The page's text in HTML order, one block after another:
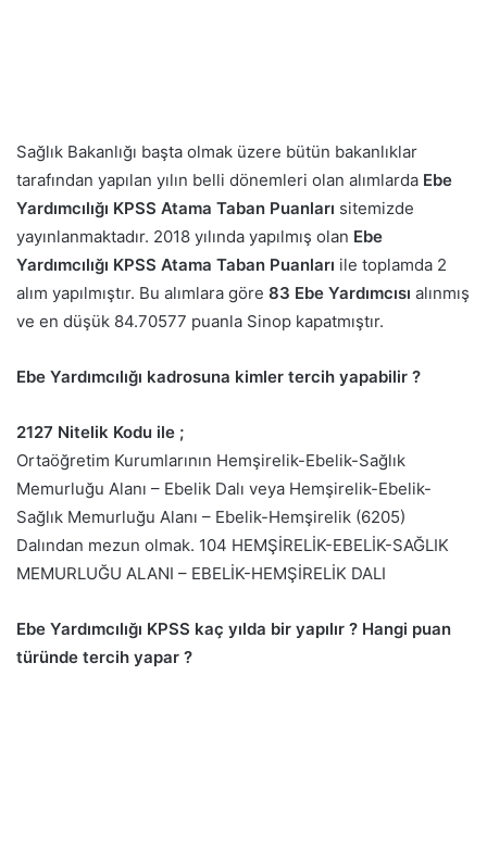
Sağlık Bakanlığı başta olmak üzere bütün bakanlıklar
tarafından yapılan yılın belli dönemleri olan alımlarda Ebe
Yardımcılığı KPSS Atama Taban Puanları sitemizde
yayınlanmaktadır. 2018 yılında yapılmış olan Ebe
Yardımcılığı KPSS Atama Taban Puanları ile toplamda 2
alım yapılmıştır. Bu alımlara göre 83 Ebe Yardımcısı alınmış
ve en düşük 84.70577 puanla Sinop kapatmıştır.
Ebe Yardımcılığı kadrosuna kimler tercih yapabilir ?
2127 Nitelik Kodu ile ;
Ortaöğretim Kurumlarının Hemşirelik-Ebelik-Sağlık
Memurluğu Alanı – Ebelik Dalı veya Hemşirelik-Ebelik-
Sağlık Memurluğu Alanı – Ebelik-Hemşirelik (6205)
Dalından mezun olmak. 104 HEMŞİRELİK-EBELİK-SAĞLIK
MEMURLUĞU ALANI – EBELİK-HEMŞİRELİK DALI
Ebe Yardımcılığı KPSS kaç yılda bir yapılır ? Hangi puan
türünde tercih yapar ?